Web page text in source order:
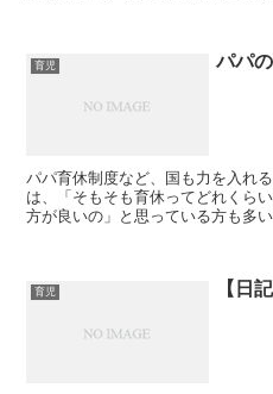
育児 パパ
パパ育休制度など、国も力を入れ
は、「そもそも育休ってどれくら
方が良いの」と思っている方も多
育児 【日